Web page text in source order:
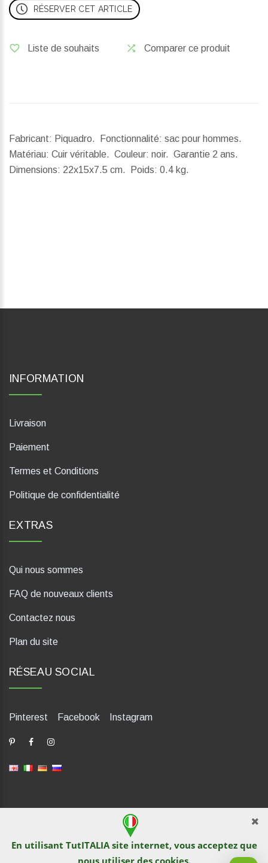
RÉSERVER CET ARTICLE
Liste de souhaits Comparer ce produit
Fabricant: Piquadro. Fonctionnalité: sac pour hommes.
Matériau: Cuir véritable. Couleur: noir. Garantie 2 ans.
Dimensions: 22x15x7.5 cm. Poids: 0.4 kg.
En utilisant TutITALIA site internet, vous acceptez que
nous utiliser des cookies.
INFORMATION
Livraison
Paiement
Termes et Conditions
Politique de confidentialité
EXTRAS
Qui nous sommes
FAQ de nouveaux clients
Contactez nous
Plan du site
RÉSEAU SOCIAL
Pinterest Facebook Instagram
dP Motion Media. Via La Piana 430, 47835 Saludecio (RN), Italia.
Numero REA: RN410802. P.IVA: 04421580400. Tel +39 0541
1480041
© TutITALIA 2013-2026. L`impression et la copie de textes et de